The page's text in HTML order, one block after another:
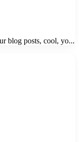
blog posts, cool, yo...